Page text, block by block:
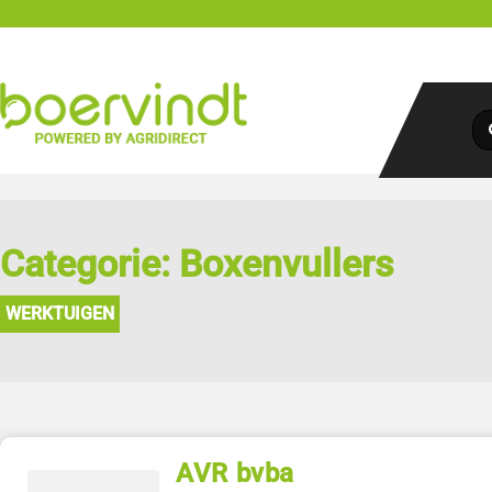
Categorie: Boxenvullers
WERKTUIGEN
AVR bvba